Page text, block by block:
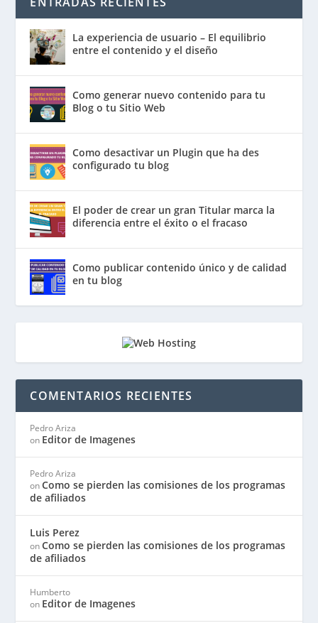
La experiencia de usuario – El equilibrio
entre el contenido y el diseño
Como generar nuevo contenido para tu
Blog o tu Sitio Web
Como desactivar un Plugin que ha des
configurado tu blog
El poder de crear un gran Titular marca la
diferencia entre el éxito o el fracaso
Como publicar contenido único y de calidad
en tu blog
COMENTARIOS RECIENTES
Pedro Ariza
on Editor de Imagenes
Pedro Ariza
onComo se pierden las comisiones de los programas
de afiliados
Luis Perez
onComo se pierden las comisiones de los programas
de afiliados
Humberto
on Editor de Imagenes